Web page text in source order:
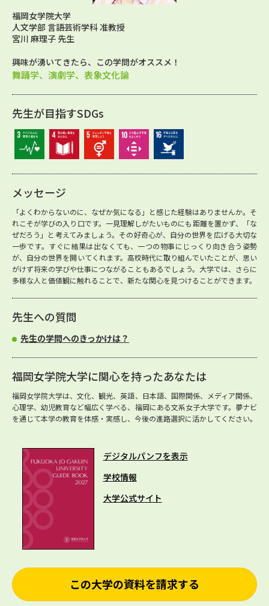
福岡女学院大学
人文学部 言語芸術学科 准教授
宮川 麻理子 先生
興味が湧いてきたら、この学問がオススメ！
舞踊学、演劇学、表象文化論
先生が目指すSDGs
メッセージ
「よくわからないのに、なぜか気になる」と感じた経験はありませんか。そ
れこそが学びの入り口です。一見理解しがたいものにも距離を置かず、「な
ぜだろう」と考えてみましょう。その好奇心が、自分の世界を広げる大切な
一歩です。すぐに結果は出なくても、一つの物事にじっくり向き合う姿勢
が、自分の世界を開いてくれます。高校時代に取り組んでいたことが、思い
がけず将来の学びや仕事につながることもあるでしょう。大学では、さらに
多様な人と価値観に触れることで、新たな関心を見つけることができます。
先生への質問
先生の学問へのきっかけは？
福岡女学院大学に関心を持ったあなたは
福岡女学院大学は、文化、観光、英語、日本語、国際関係、メディア関係、
心理学、幼児教育など幅広く学べる、福岡にある文系女子大学です。夢ナビ
を通じて本学の教育を体感・実感し、今後の進路選択に活かしてください。
デジタルパンフを表示
学校情報
大学公式サイト
この大学の資料を請求する